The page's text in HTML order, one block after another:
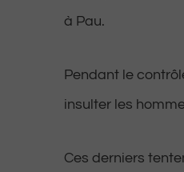
à Pau.
Pendant le
insulter les
Ces derniers